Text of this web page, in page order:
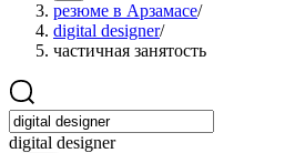
резюме в Арзамасе/
digital designer/
частичная занятость
digital designer